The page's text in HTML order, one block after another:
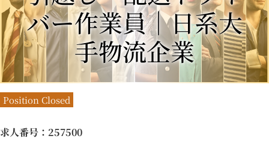
バー作業員｜日系大
手物流企業
Position Closed
求人番号 ：257500